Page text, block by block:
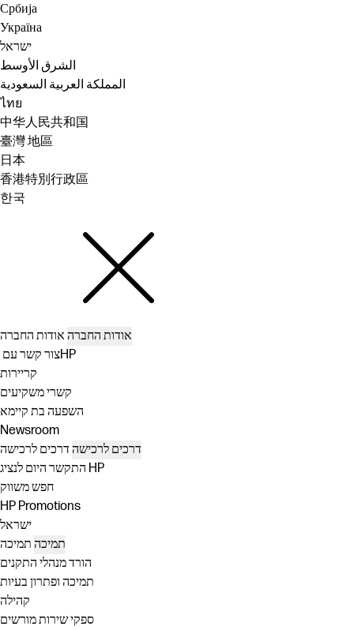
Србија
Україна
ישראל
الشرق الأوسط
المملكة العربية السعودية
ไทย
中华人民共和国
臺灣 地區
日本
香港特別行政區
한국
אודות החברה
צור קשר עם ‏HP
קריירות
קשרי משקיעים
השפעה בת קיימא
Newsroom
דרכים לרכישה
התקשר היום לנציג HP
חפש משווק
HP Promotions
ישראל
תמיכה
הורד מנהלי התקנים
תמיכה ופתרון בעיות
קהילה
ספקי שירות מורשים